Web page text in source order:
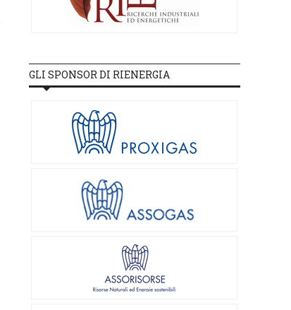
GLI SPONSOR DI RIENERGIA